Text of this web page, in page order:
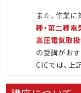
また、作業
種・第二種電
高圧電気取
の受講がおす
CICでは、上